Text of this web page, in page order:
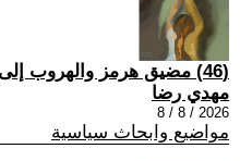
(46) مضيق هرمز والهروب إلى حافة الهاوية
مهدي رضا
2026 / 8 / 8
مواضيع وابحاث سياسية